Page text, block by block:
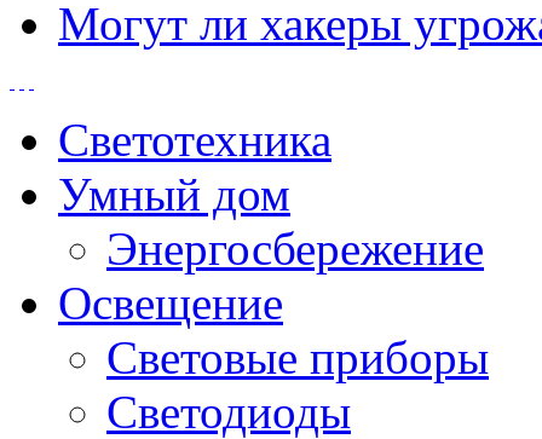
Могут ли хакеры
Светотехника
Умный дом
Энергосбережение
Освещение
Световые приборы
Светодиоды